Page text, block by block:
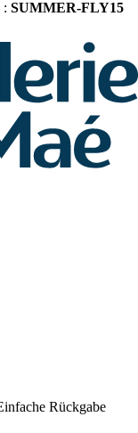
: SUMMER-FLY15
Rückgabe